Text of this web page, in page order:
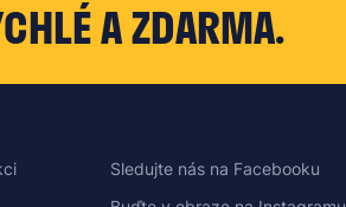
A ZDARMA.
Sledujte nás na Facebooku